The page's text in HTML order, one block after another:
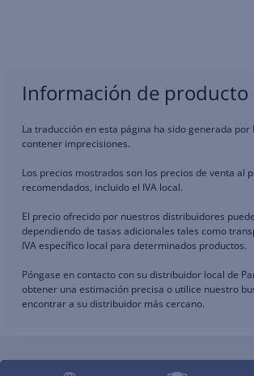
Información de producto
La traducción en esta página ha sido generada por
contener imprecisiones.
Los precios mostrados son los precios de venta al
recomendados, incluido el IVA local.
El precio ofrecido por nuestros distribuidores
dependiendo de tasas adicionales tales como
IVA específico local para determinados productos.
Póngase en contacto con su distribuidor local de
obtener una estimación precisa o utilice nuestro
encontrar a su distribuidor más cercano.